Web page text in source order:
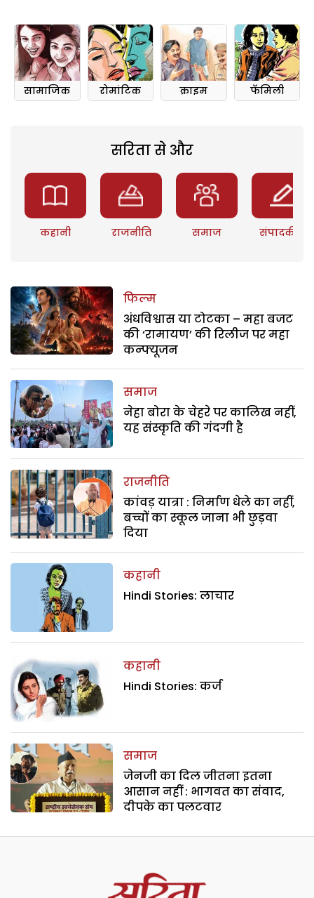
सामाजिक रोमांटिक क्राइम फॅमिली
सरिता से और
कहानी राजनीति समाज संपादकीय
फिल्म
अंधविश्वास या टोटका – महा बजट
की ‘रामायण’ की रिलीज पर महा
कन्फ्यूजन
समाज
नेहा बोरा के चेहरे पर कालिख नहीं,
यह संस्कृति की गंदगी है
राजनीति
कांवड़ यात्रा : निर्माण धेले का नहीं,
बच्चों का स्कूल जाना भी छुड़वा
दिया
कहानी
Hindi Stories: लाचार
कहानी
Hindi Stories: कर्ज
समाज
जेनजी का दिल जीतना इतना
आसान नहीं : भागवत का संवाद,
दीपके का पलटवार